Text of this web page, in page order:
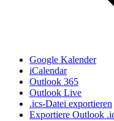
Google Kalender
iCalendar
Outlook 365
Outlook Live
.ics-Datei exportieren
Exportiere Outlook